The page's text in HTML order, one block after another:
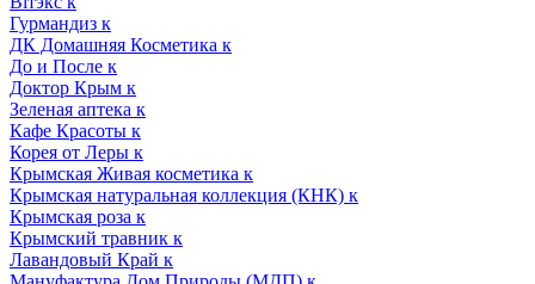
Гурмандиз к
ДК Домашняя Косметика к
До и После к
Доктор Крым к
Зеленая аптека к
Кафе Красоты к
Корея от Леры к
Крымская Живая косметика к
Крымская натуральная коллекция (КНК) к
Крымская роза к
Крымский травник к
Лавандовый Край к